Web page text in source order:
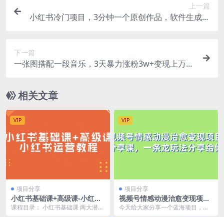
上一篇
小红书冷门项目，3分钟一个原创作品，软件生成文
下一篇
一张图搭配一段音乐，3天暴力涨粉3w+变现上万，
相关文章
VIP
项目分享
小红书基础课+高级课-小红书
运营教程（53节视频课）
课程目录： 小红书基础课 两大潜力
VIP
项目分享
视频号情感动漫治愈变现项目
分享课，一条龙玩法分享给你
今天给大家分享一个蓝海项目，视